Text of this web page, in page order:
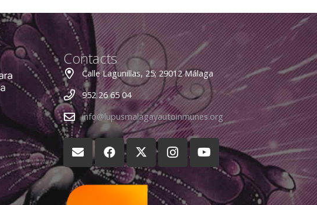
Contacts
Calle Lagunillas, 25; 29012 Málaga
952 26 65 04
info@lupusmalagayautoinmunes.org